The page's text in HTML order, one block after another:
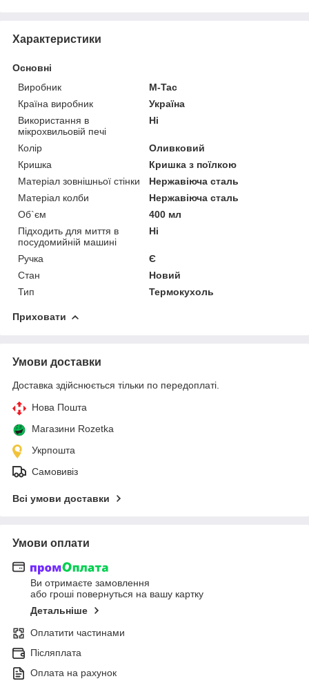
Характеристики
Основні
Виробник
M-Tac
Країна виробник
Україна
Використання в
мікрохвильовій печі
Ні
Колір
Оливковий
Кришка
Кришка з поїлкою
Матеріал зовнішньої стінки
Нержавіюча сталь
Матеріал колби
Нержавіюча сталь
Об`єм
400 мл
Підходить для миття в
посудомийній машині
Ні
Ручка
Є
Стан
Новий
Тип
Термокухоль
Приховати
Умови доставки
Доставка здійснюється тільки по передоплаті.
Нова Пошта
Магазини Rozetka
Укрпошта
Самовивіз
Всі умови доставки
Умови оплати
Ви отримаєте замовлення
або гроші повернуться на вашу картку
Детальніше
Оплатити частинами
Післяплата
Оплата на рахунок